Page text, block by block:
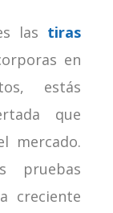
las tiras
en
estás
que
mercado.
pruebas
creciente